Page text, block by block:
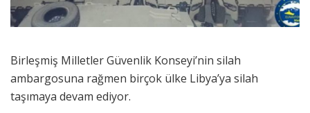
Birleşmiş Milletler Güvenlik Konseyi’nin silah
ambargosuna rağmen birçok ülke Libya’ya silah
taşımaya devam ediyor.